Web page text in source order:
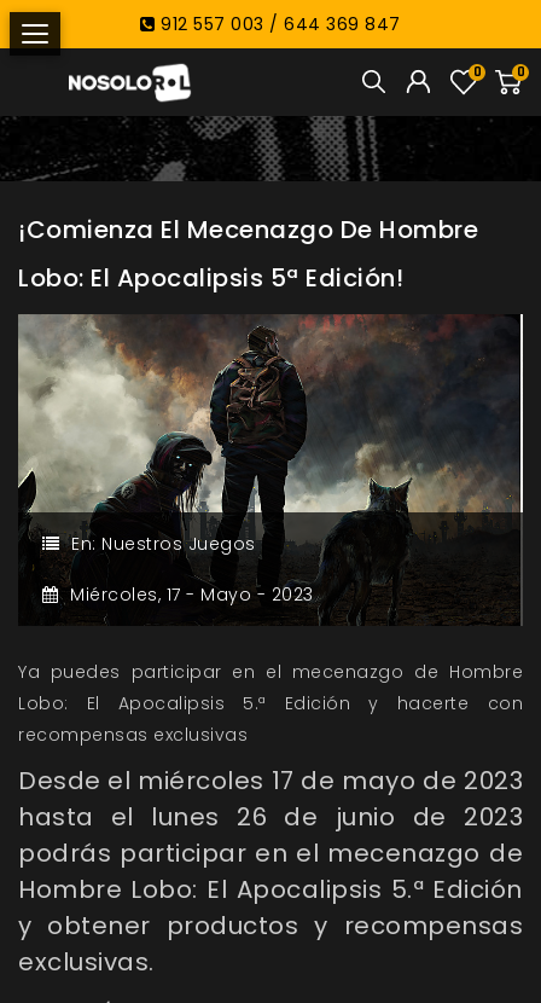
912 557 003 / 644 369 847
0
0
¡Comienza El Mecenazgo De Hombre
Lobo: El Apocalipsis 5ª Edición!
En: Nuestros Juegos
Miércoles, 17 - Mayo - 2023
Ya puedes participar en el mecenazgo de Hombre
Lobo: El Apocalipsis 5.ª Edición y hacerte con
recompensas exclusivas
Desde el miércoles 17 de mayo de 2023
hasta el lunes 26 de junio de 2023
podrás participar en el mecenazgo de
Hombre Lobo: El Apocalipsis 5.ª Edición
y obtener productos y recompensas
exclusivas.